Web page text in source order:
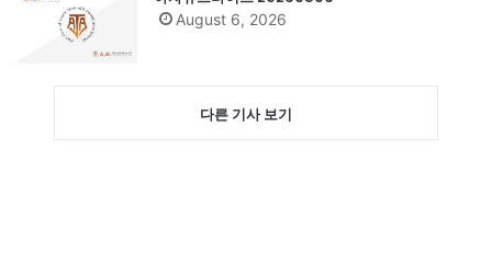
August 6, 2026
다른 기사 보기